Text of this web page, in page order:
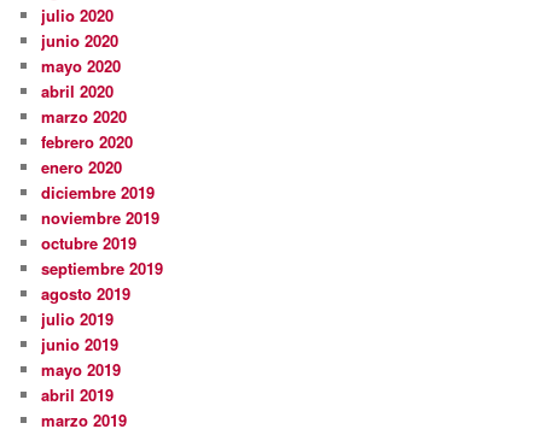
julio 2020
junio 2020
mayo 2020
abril 2020
marzo 2020
febrero 2020
enero 2020
diciembre 2019
noviembre 2019
octubre 2019
septiembre 2019
agosto 2019
julio 2019
junio 2019
mayo 2019
abril 2019
marzo 2019